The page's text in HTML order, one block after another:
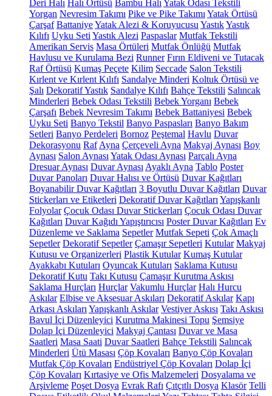
Deri Halı Halı Örtüsü Bambu Halı Yatak Odası Tekstili
Yorgan Nevresim Takımı Pike ve Pike Takımı Yatak Örtüsü
Çarşaf BattaniyeYatak Alezi & Koruyucusu YastıkYastık
Kılıfı Uyku Seti Yastık Alezi Paspaslar Mutfak Tekstili
Amerikan Servis Masa Örtüleri Mutfak Önlüğü Mutfak
Havlusu ve Kurulama Bezi Runner Fırın Eldiveni ve Tutacak
Raf Örtüsü Kumaş Peçete Kilim Seccade Salon Tekstili
Kırlent ve Kırlent Kılıfı Sandalye Minderi Koltuk Örtüsü ve
Şalı Dekoratif Yastık Sandalye Kılıfı Bahçe Tekstili Salıncak
Minderleri Bebek Odası Tekstili Bebek Yorganı Bebek
Çarşafı Bebek Nevresim Takımı Bebek Battaniyesi Bebek
Uyku Seti Banyo Tekstil Banyo Paspasları Banyo Bakım
Setleri Banyo Perdeleri Bornoz Peştemal Havlu Duvar
Dekorasyonu Raf Ayna Çerçeveli Ayna Makyaj Aynası Boy
Aynası Salon Aynası Yatak Odası Aynası Parçalı Ayna
Dresuar Aynası Duvar Aynası Ayaklı Ayna Tablo Poster
Duvar Panoları Duvar Halısı ve Örtüsü Duvar Kağıtları
Boyanabilir Duvar Kağıtları 3 Boyutlu Duvar Kağıtları Duvar
Stickerları ve Etiketleri Dekoratif Duvar Kağıtları Yapışkanlı
Folyolar Çocuk Odası Duvar Stickerları Çocuk Odası Duvar
Kağıtları Duvar Kağıdı Yapıştırıcısı Poster Duvar Kağıtları Ev
Düzenleme ve Saklama Sepetler Mutfak Sepeti Çok Amaçlı
Sepetler Dekoratif Sepetler Çamaşır Sepetleri Kutular Makyaj
Kutusu ve Organizerleri Plastik Kutular Kumaş Kutular
Ayakkabı Kutuları Oyuncak Kutuları Saklama Kutusu
Dekoratif Kutu Takı Kutusu Çamaşır Kurutma Askısı
Saklama Hurçları Hurçlar Vakumlu Hurçlar Halı Hurcu
Askılar Elbise ve Aksesuar Askıları Dekoratif Askılar Kapı
Arkası Askıları Yapışkanlı Askılar Vestiyer Askısı Takı Askısı
Bavul İçi Düzenleyici Kurutma Makinesi Topu Şemsiye
Dolap İçi Düzenleyici Makyaj Çantası Duvar ve Masa
Saatleri Masa Saati Duvar Saatleri Bahçe Tekstili Salıncak
Minderleri Ütü Masası Çöp Kovaları Banyo Çöp Kovaları
Mutfak Çöp Kovaları Endüstriyel Çöp Kovaları Dolap İçi
Çöp Kovaları Kırtasiye ve Ofis Malzemeleri Dosyalama ve
Arşivleme Poşet Dosya Evrak Rafı Çıtçıtlı Dosya Klasör Telli